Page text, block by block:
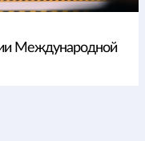
Международной